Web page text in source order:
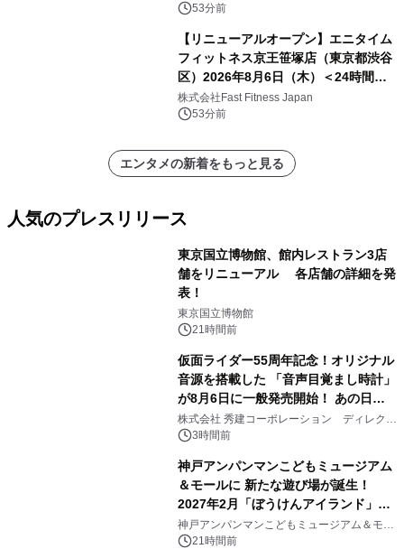
53分前
【リニューアルオープン】エニタイム
フィットネス京王笹塚店（東京都渋谷
区）2026年8月6日（木）＜24時間年
中無休のフィットネスジム＞
株式会社Fast Fitness Japan
53分前
エンタメの新着をもっと見る
人気のプレスリリース
東京国立博物館、館内レストラン3店
舗をリニューアル 各店舗の詳細を発
表！
東京国立博物館
21時間前
仮面ライダー55周年記念！オリジナル
音源を搭載した 「音声目覚まし時計」
が8月6日に一般発売開始！ あの日の
大興奮が今甦る
株式会社 秀建コーポレーション ディレクト
アートギャラリー
3時間前
神戸アンパンマンこどもミュージアム
＆モールに 新たな遊び場が誕生！
2027年2月「ぼうけんアイランド」が
オープン
神戸アンパンマンこどもミュージアム＆モー
ル 21時間前